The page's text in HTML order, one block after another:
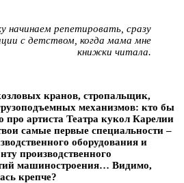
начинаем репетировать, сразу
с детством, когда мама мне
книжки читала.
кранов, стропальщик,
механизмов: кто бы
про артиста Театра кукол Карелии
самые первые специальности –
оборудования и
производственного
машиностроения… Видимо,
крепче?